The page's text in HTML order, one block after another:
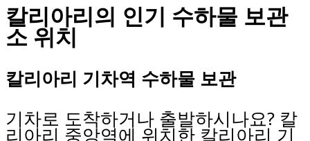
칼리아리의 인기 수하물 보관
소 위치
칼리아리 기차역 수하물 보관
기차로 도착하거나 출발하시나요? 칼
리아리 중앙역에 위치한 칼리아리 기